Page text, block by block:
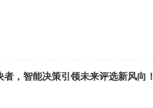
，智能决策引领未来评选新风向！